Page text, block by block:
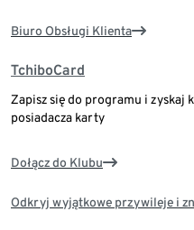
Biuro Obsługi Klienta
TchiboCard
Zapisz się do programu i zyskaj
posiadacza karty
Dołącz do Klubu
Odkryj wyjątkowe przywileje i